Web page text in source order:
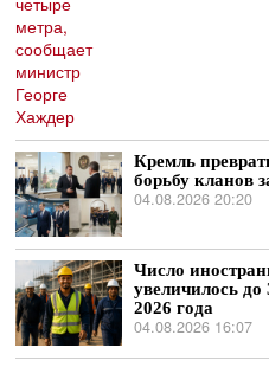
Кремль
борьбу кланов
04.08.2026 20:20
Число
увеличилось до
2026 года
04.08.2026 16:07